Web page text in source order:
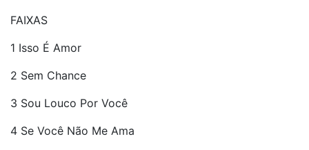
FAIXAS
1 Isso É Amor
2 Sem Chance
3 Sou Louco Por Você
4 Se Você Não Me Ama